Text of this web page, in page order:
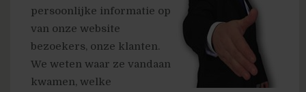
persoonlijke informatie op
van onze website
bezoekers, onze klanten.
We weten waar ze vandaan
kwamen, welke